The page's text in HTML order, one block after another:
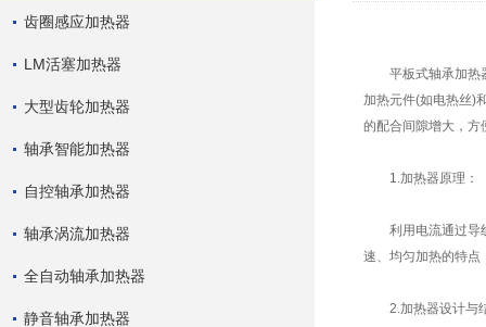
齿圈感应加热器
LM活塞加热器
大型齿轮加热器
轴承智能加热器
自控轴承加热器
轴承涡流加热器
全自动轴承加热器
静音轴承加热器
平板式轴承加热器
加热元件(如电热丝)
的配合间隙增大，方
1.加热器原理：
利用电流通过导线
速、均匀加热的特点
2.加热器设计与